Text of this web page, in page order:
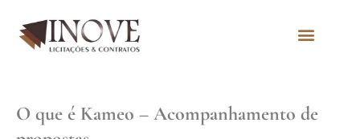
O que é Kameo – Acompanhamento de